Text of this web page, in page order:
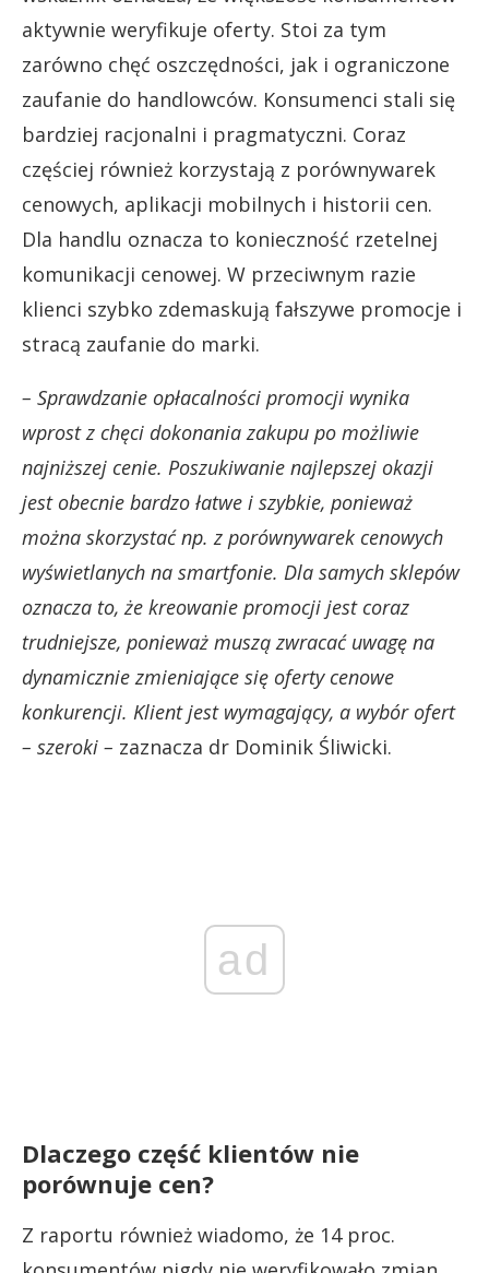
aktywnie weryfikuje oferty. Stoi za tym
zarówno chęć oszczędności, jak i ograniczone
zaufanie do handlowców. Konsumenci stali się
bardziej racjonalni i pragmatyczni. Coraz
częściej również korzystają z porównywarek
cenowych, aplikacji mobilnych i historii cen.
Dla handlu oznacza to konieczność rzetelnej
komunikacji cenowej. W przeciwnym razie
klienci szybko zdemaskują fałszywe promocje i
stracą zaufanie do marki.
– Sprawdzanie opłacalności promocji wynika
wprost z chęci dokonania zakupu po możliwie
najniższej cenie. Poszukiwanie najlepszej okazji
jest obecnie bardzo łatwe i szybkie, ponieważ
można skorzystać np. z porównywarek cenowych
wyświetlanych na smartfonie. Dla samych sklepów
oznacza to, że kreowanie promocji jest coraz
trudniejsze, ponieważ muszą zwracać uwagę na
dynamicznie zmieniające się oferty cenowe
konkurencji. Klient jest wymagający, a wybór ofert
– szeroki – zaznacza dr Dominik Śliwicki.
ad
Dlaczego część klientów nie
porównuje cen?
Z raportu również wiadomo, że 14 proc.